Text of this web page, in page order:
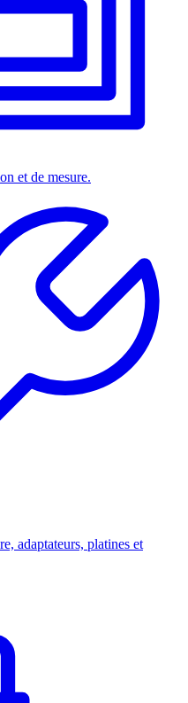
et de mesure.
adaptateurs, platines et